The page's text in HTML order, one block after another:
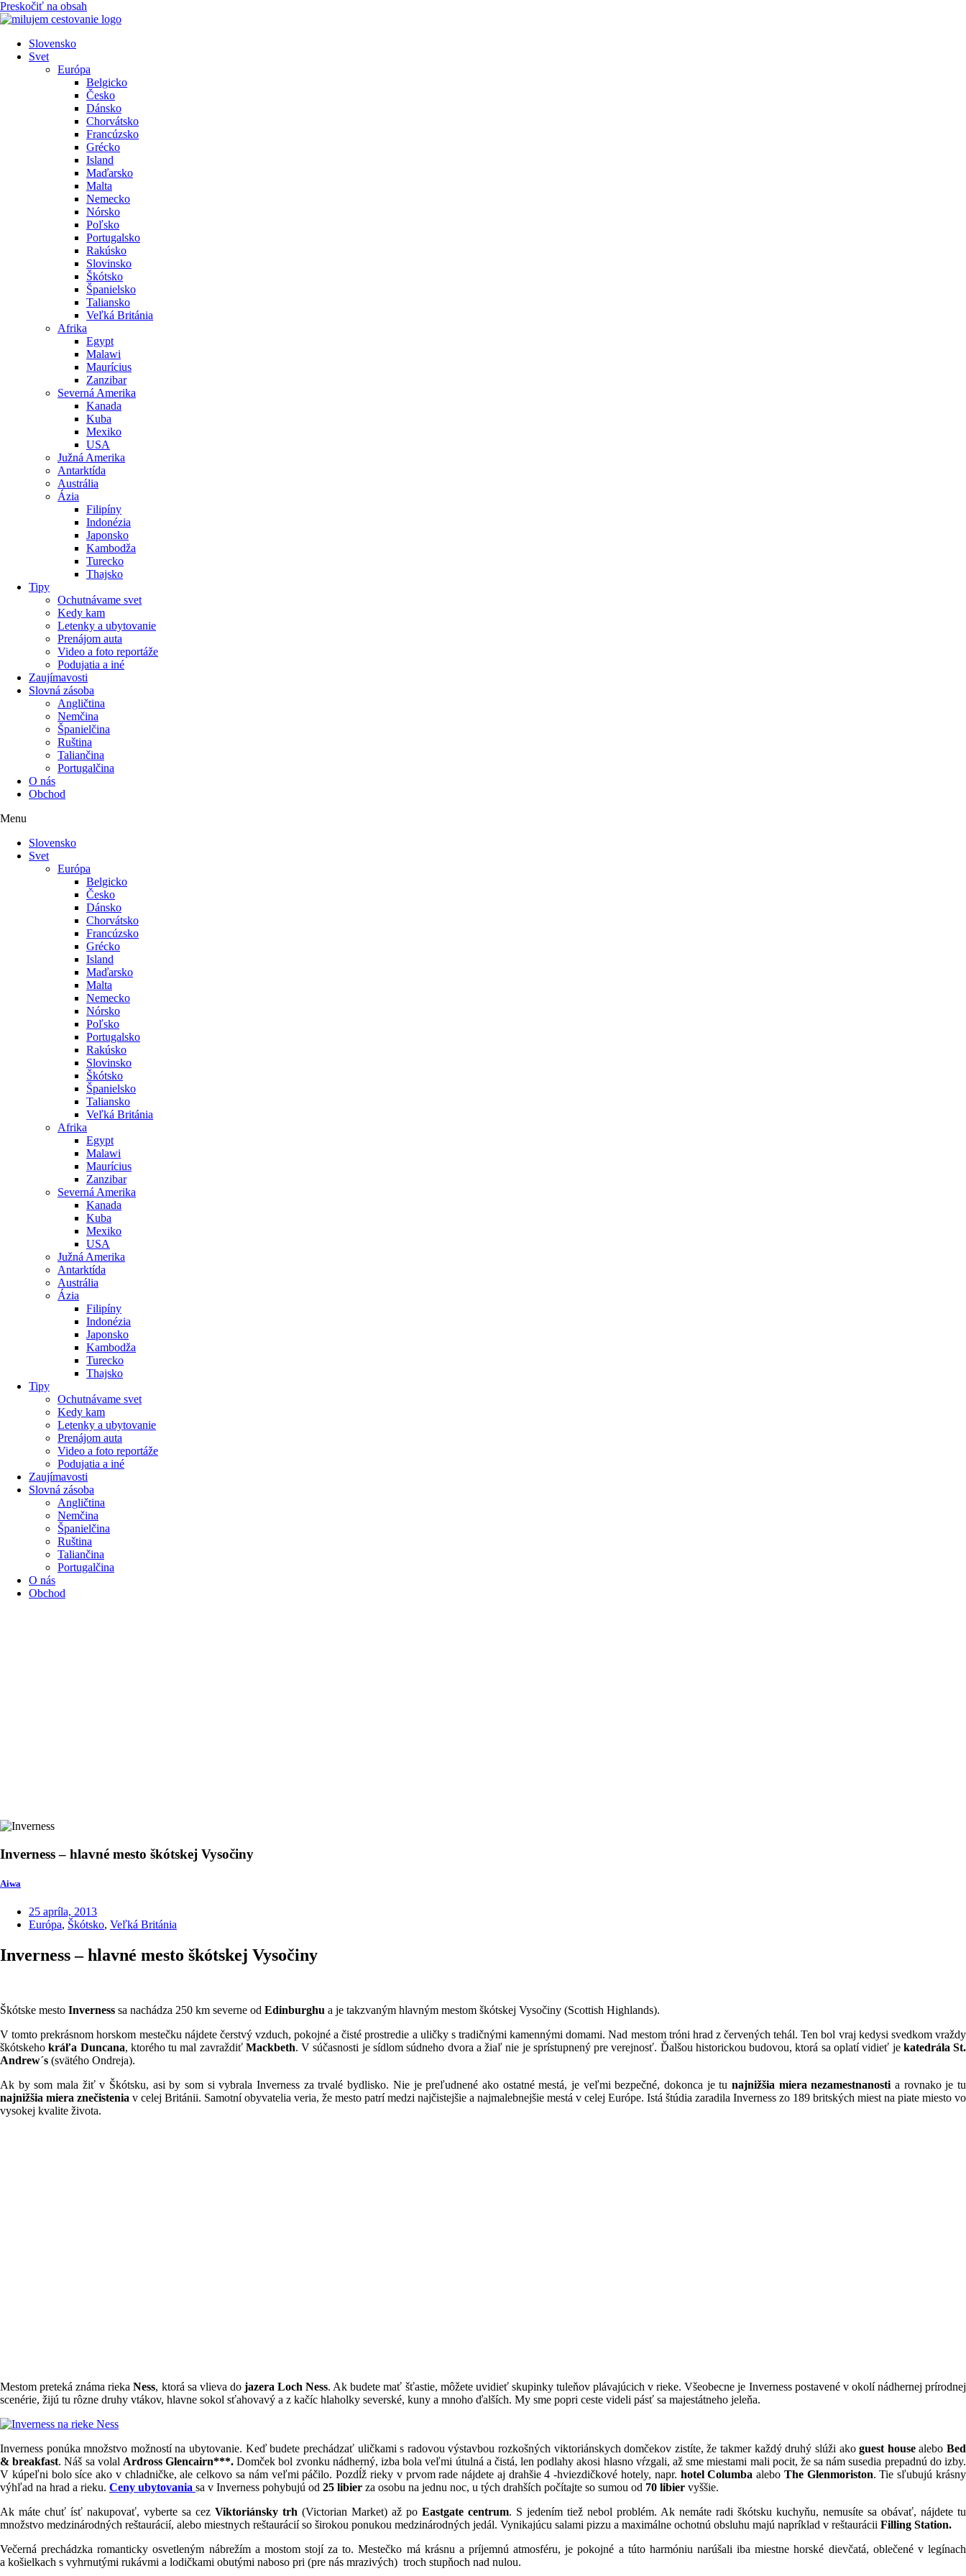
Preskočiť na obsah
Slovensko
Svet
Európa
Belgicko
Česko
Dánsko
Chorvátsko
Francúzsko
Grécko
Island
Maďarsko
Malta
Nemecko
Nórsko
Poľsko
Portugalsko
Rakúsko
Slovinsko
Škótsko
Španielsko
Taliansko
Veľká Británia
Afrika
Egypt
Malawi
Maurícius
Zanzibar
Severná Amerika
Kanada
Kuba
Mexiko
USA
Južná Amerika
Antarktída
Austrália
Ázia
Filipíny
Indonézia
Japonsko
Kambodža
Turecko
Thajsko
Tipy
Ochutnávame svet
Kedy kam
Letenky a ubytovanie
Prenájom auta
Video a foto reportáže
Podujatia a iné
Zaujímavosti
Slovná zásoba
Angličtina
Nemčina
Španielčina
Ruština
Taliančina
Portugalčina
O nás
Obchod
Menu
Slovensko
Svet
Európa
Belgicko
Česko
Dánsko
Chorvátsko
Francúzsko
Grécko
Island
Maďarsko
Malta
Nemecko
Nórsko
Poľsko
Portugalsko
Rakúsko
Slovinsko
Škótsko
Španielsko
Taliansko
Veľká Británia
Afrika
Egypt
Malawi
Maurícius
Zanzibar
Severná Amerika
Kanada
Kuba
Mexiko
USA
Južná Amerika
Antarktída
Austrália
Ázia
Filipíny
Indonézia
Japonsko
Kambodža
Turecko
Thajsko
Tipy
Ochutnávame svet
Kedy kam
Letenky a ubytovanie
Prenájom auta
Video a foto reportáže
Podujatia a iné
Zaujímavosti
Slovná zásoba
Angličtina
Nemčina
Španielčina
Ruština
Taliančina
Portugalčina
O nás
Obchod
Inverness – hlavné mesto škótskej Vysočiny
Aiwa
25 apríla, 2013
Európa, Škótsko, Veľká Británia
Inverness – hlavné mesto škótskej Vysočiny
Škótske mesto Inverness sa nachádza 250 km severne od Edinburghu a je takzvaným hlavným mestom škótskej Vysočiny (Scottish Highlands).
V tomto prekrásnom horskom mestečku nájdete čerstvý vzduch, pokojné a čisté prostredie a uličky s tradičnými kamennými domami. Nad mestom tróni hrad z červených tehál. Ten bol vraj kedysi svedkom vraždy
škótskehokráľa Duncana, ktorého tu mal zavraždiť Mackbeth. V súčasnosti je sídlom súdneho dvora a žiaľ nie je sprístupnený pre verejnosť. Ďalšou historickou budovou, ktorá sa oplatí vidieť je katedrála St.
Andrew´s (svätého Ondreja).
Ak by som mala žiť v Škótsku, asi by som si vybrala Inverness za trvalé bydlisko. Nie je preľudnené ako ostatné mestá, je veľmi bezpečné, dokonca je tu najnižšia miera nezamestnanosti a rovnako je tu
najnižšia miera znečistenia v celej Británii. Samotní obyvatelia veria, že mesto patrí medzi najčistejšie a najmalebnejšie mestá v celej Európe. Istá štúdia zaradila Inverness zo 189 britských miest na piate miesto vo
vysokej kvalite života.
Mestom preteká známa riekaNess, ktorá sa vlieva do jazera Loch Ness. Ak budete mať šťastie, môžete uvidieť skupinky tuleňov plávajúcich v rieke. Všeobecne je Inverness postavené v okolí nádhernej prírodnej
scenérie, žijú tu rôzne druhy vtákov, hlavne sokol sťahovavý a z kačíc hlaholky severské, kuny a mnoho ďalších. My sme popri ceste videli pásť sa majestátneho jeleňa.
Inverness ponúka množstvo možností na ubytovanie. Keď budete prechádzať uličkami s radovou výstavbou rozkošných viktoriánskych domčekov zistíte, že takmer každý druhý slúži akoguest housealeboBed
& breakfast. Náš sa volal Ardross Glencairn***. Domček bol zvonku nádherný, izba bola veľmi útulná a čistá, len podlahy akosi hlasno vŕzgali, až sme miestami mali pocit, že sa nám susedia prepadnú do izby.
V kúpeľni bolo síce ako v chladničke, ale celkovo sa nám veľmi páčilo. Pozdĺž rieky v prvom rade nájdete aj drahšie 4 -hviezdičkové hotely, napr. hotel Columba alebo The Glenmoriston. Tie sľubujú krásny
výhľad na hrad a rieku. Ceny ubytovania sa v Inverness pohybujú od 25 libier za osobu na jednu noc, u tých drahších počítajte so sumou od 70 libier vyššie.
Ak máte chuť ísť nakupovať, vyberte sa cez Viktoriánsky trh (Victorian Market) až po Eastgate centrum. S jedením tiež nebol problém. Ak nemáte radi škótsku kuchyňu, nemusíte sa obávať, nájdete tu
množstvo medzinárodných reštaurácií, alebo miestnych reštaurácií so širokou ponukou medzinárodných jedál. Vynikajúcu salami pizzu a maximálne ochotnú obsluhu majú napríklad v reštaurácii Filling Station.
Večerná prechádzka romanticky osvetleným nábrežím a mostom stojí za to. Mestečko má krásnu a príjemnú atmosféru, je pokojné a túto harmóniu narúšali iba miestne horské dievčatá, oblečené v legínach
a košielkach s vyhrnutými rukávmi a lodičkami obutými naboso pri (pre nás mrazivých) troch stupňoch nad nulou.